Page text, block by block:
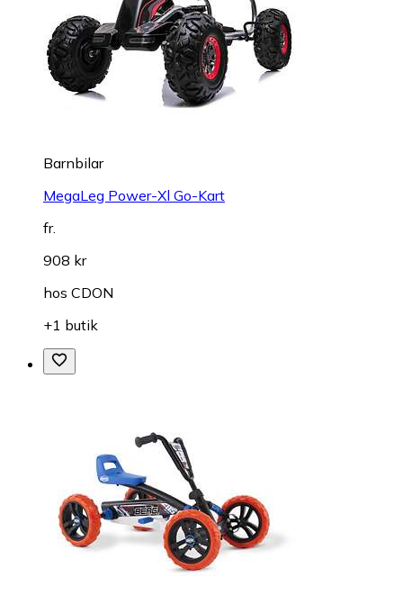
Barnbilar
MegaLeg Power-Xl Go-Kart
fr.
908 kr
hos CDON
+1 butik